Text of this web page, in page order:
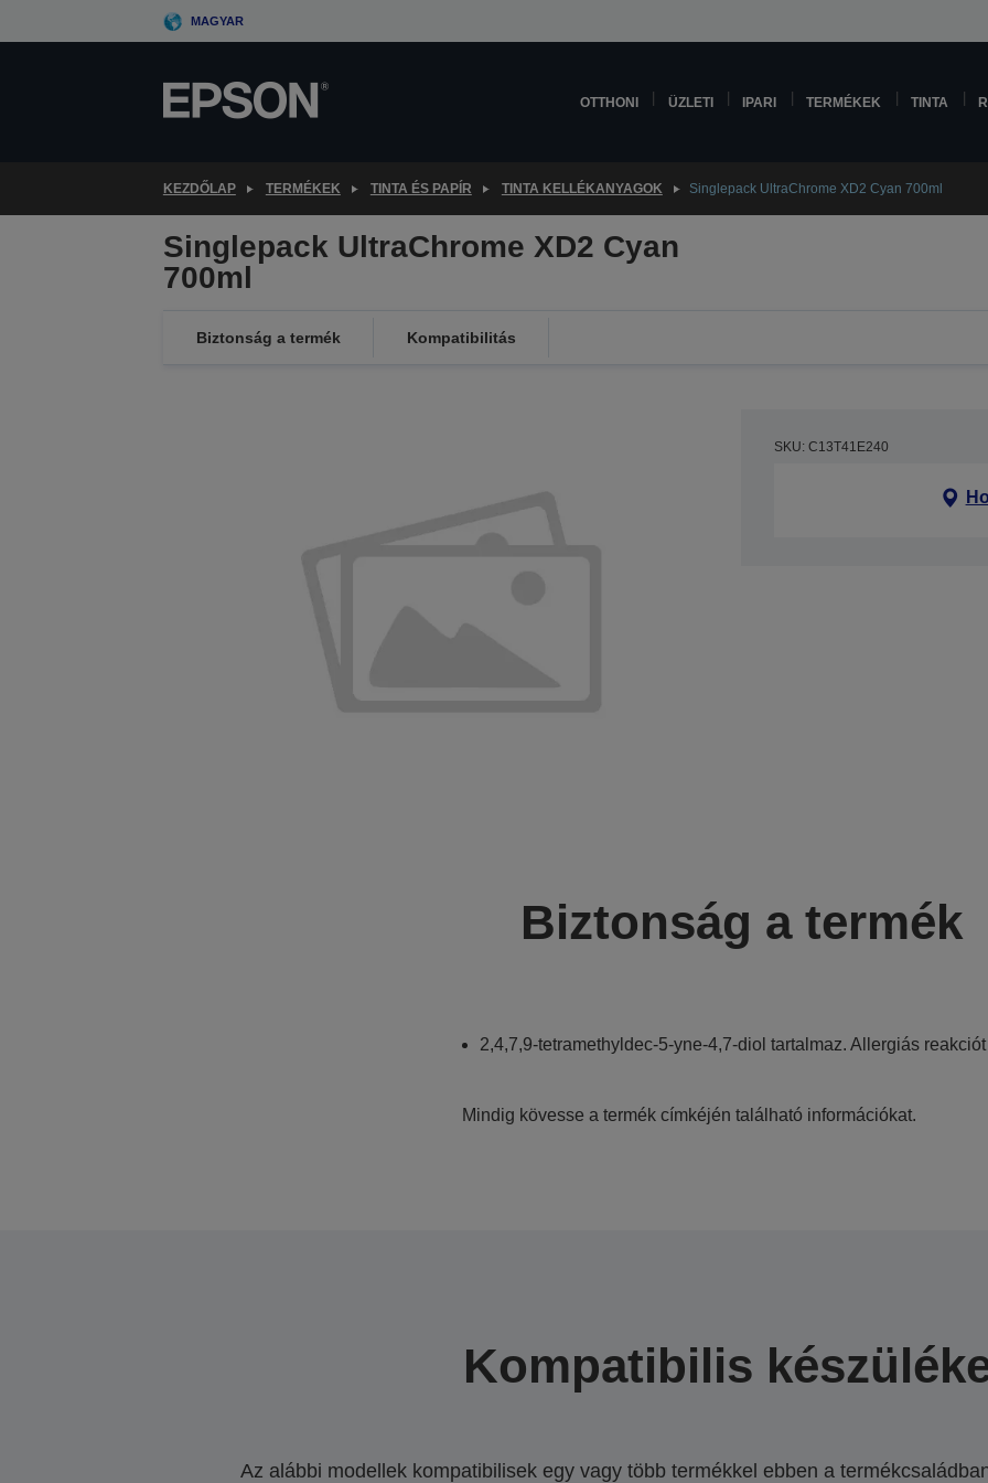
to
MAGYAR
OTTHONI ÜZLETI IPARI TERMÉKEK TINTA
KEZDŐLAP TERMÉKEK TINTA ÉS PAPÍR TINTA KELLÉKANYAGOK Singlepack UltraChrome XD2 Cyan 700ml
Singlepack UltraChrome XD2 Cyan
700ml
Biztonság a termék Kompatibilitás
SKU: C13T41E240
Biztonság a termék
2,4,7,9-tetramethyldec-5-yne-4,7-diol tartalmaz. Allergiás
Mindig kövesse a termék címkéjén található információkat.
Kompatibilis
Az alábbi modellek kompatibilisek egy vagy több termékkel ebben a